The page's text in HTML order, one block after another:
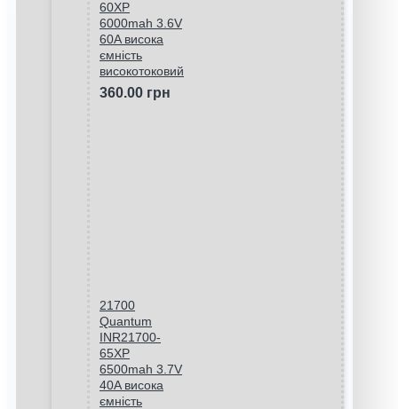
60XP
6000mah 3.6V
60A висока
ємність
високотоковий
360.00 грн
21700
Quantum
INR21700-
65XP
6500mah 3.7V
40A висока
ємність